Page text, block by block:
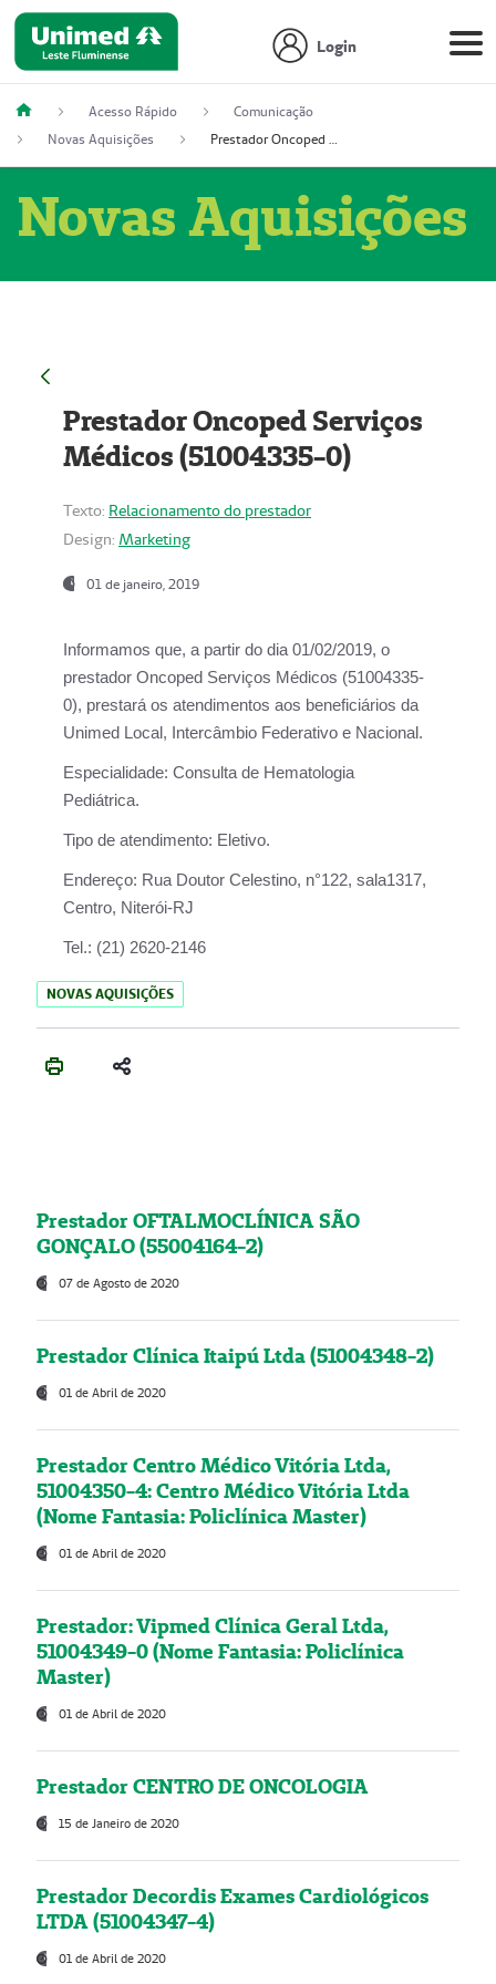
Login
Acesso Rápido
Comunicação
Novas Aquisições
Prestador Oncoped Serviços Médicos (51004335-0)
Novas Aquisições
Prestador Oncoped Serviços
Médicos (51004335-0)
Texto: Relacionamento do prestador
Design: Marketing
01 de janeiro, 2019
Informamos que, a partir do dia 01/02/2019, o
prestador Oncoped Serviços Médicos (51004335-
0), prestará os atendimentos aos beneficiários da
Unimed Local, Intercâmbio Federativo e Nacional.
Especialidade: Consulta de Hematologia
Pediátrica.
Tipo de atendimento: Eletivo.
Endereço: Rua Doutor Celestino, n°122, sala1317,
Centro, Niterói-RJ
Tel.: (21) 2620-2146
NOVAS AQUISIÇÕES
Prestador OFTALMOCLÍNICA SÃO
GONÇALO (55004164-2)
07 de Agosto de 2020
Prestador Clínica Itaipú Ltda (51004348-2)
01 de Abril de 2020
Prestador Centro Médico Vitória Ltda,
51004350-4: Centro Médico Vitória Ltda
(Nome Fantasia: Policlínica Master)
01 de Abril de 2020
Prestador: Vipmed Clínica Geral Ltda,
51004349-0 (Nome Fantasia: Policlínica
Master)
01 de Abril de 2020
Prestador CENTRO DE ONCOLOGIA
15 de Janeiro de 2020
Prestador Decordis Exames Cardiológicos
LTDA (51004347-4)
01 de Abril de 2020